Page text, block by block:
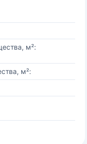
м²:
м²: